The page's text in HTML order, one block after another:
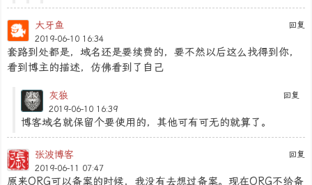
回复
大牙鱼
2019-06-10 16:34
套路到处都是，域名还是要续费的，要不然以后这么找得到你，
看到博主的描述，仿佛看到了自己
回复
灰狼
2019-06-10 16:39
博客域名就保留个要使用的，其他可有可无的就算了。
回复
张波博客
2019-06-11 07:47
原来ORG可以备案的时候，我没有去想过备案。现在ORG不给备